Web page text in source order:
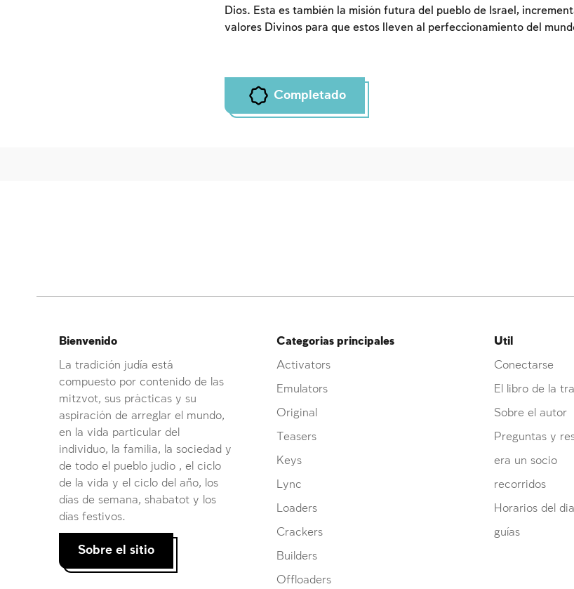
Dios. Esta es también la misión futura del pueblo de Israel,
valores Divinos para que estos lleven al perfeccionamiento del
Completado
Util
Conectarse
El libro de la
Sobre el autor
Preguntas y
era un socio
recorridos
Horarios del dia
guías
Categorias principales
Activators
Emulators
Original
Teasers
Keys
Lync
Loaders
Crackers
Builders
Offloaders
Bienvenido
La tradición judía está
compuesto por contenido de las
mitzvot, sus prácticas y su
aspiración de arreglar el mundo,
en la vida particular del
individuo, la familia, la sociedad y
de todo el pueblo judio , el ciclo
de la vida y el ciclo del año, los
días de semana, shabatot y los
días festivos.
Sobre el sitio